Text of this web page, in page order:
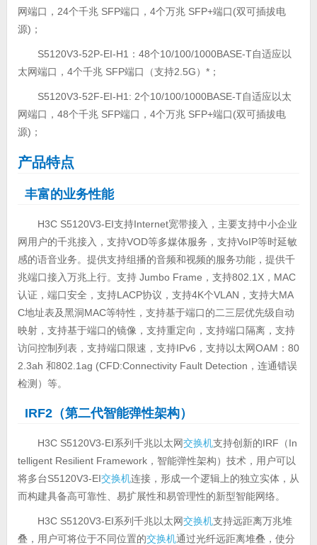
网端口，24个千兆 SFP端口，4个万兆 SFP+端口(双可插拔电
源)；
S5120V3-52P-EI-H1：48个10/100/1000BASE-T自适应以
太网端口，4个千兆 SFP端口（支持2.5G）*；
S5120V3-52F-EI-H1: 2个10/100/1000BASE-T自适应以太
网端口，48个千兆 SFP端口，4个万兆 SFP+端口(双可插拔电
源)；
产品特点
丰富的业务性能
H3C S5120V3-EI支持Internet宽带接入，主要支持中小企业
网用户的千兆接入，支持VOD等多媒体服务，支持VoIP等时延敏
感的语音业务。提供支持组播的音频和视频的服务功能，提供千
兆端口接入万兆上行。支持 Jumbo Frame，支持802.1X，MAC
认证，端口安全，支持LACP协议，支持4K个VLAN，支持大MA
C地址表及黑洞MAC等特性，支持基于端口的二三层优先级自动
映射，支持基于端口的镜像，支持重定向，支持端口隔离，支持
访问控制列表，支持端口限速，支持IPv6，支持以太网OAM：80
2.3ah 和802.1ag (CFD:Connectivity Fault Detection，连通错误
检测）等。
IRF2（第二代智能弹性架构）
H3C S5120V3-EI系列千兆以太网交换机支持创新的IRF（In
telligent Resilient Framework，智能弹性架构）技术，用户可以
将多台S5120V3-EI交换机连接，形成一个逻辑上的独立实体，从
而构建具备高可靠性、易扩展性和易管理性的新型智能网络。
H3C S5120V3-EI系列千兆以太网交换机支持远距离万兆堆
叠，用户可将位于不同位置的交换机通过光纤远距离堆叠，使分